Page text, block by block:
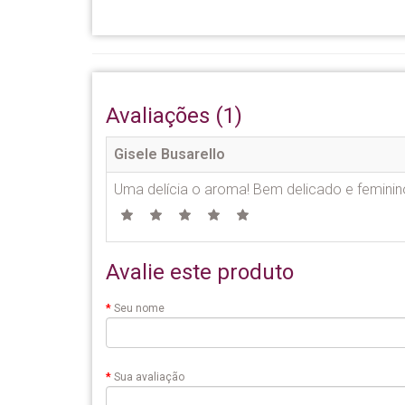
Avaliações (1)
Gisele Busarello
Uma delícia o aroma! Bem delicado e
Avalie este produto
Seu nome
Sua avaliação